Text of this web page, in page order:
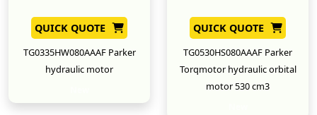
QUICK QUOTE
TG0335HW080AAAF Parker
hydraulic motor
QUICK QUOTE
TG0530HS080AAAF Parker
Torqmotor hydraulic orbital
motor 530 cm3